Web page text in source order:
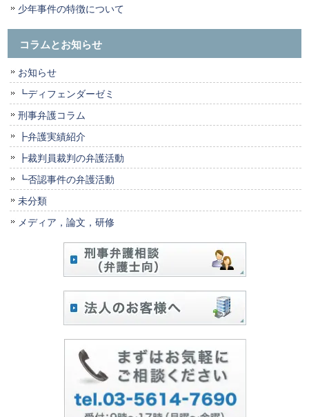
少年事件の特徴について
コラムとお知らせ
お知らせ
┗ディフェンダーゼミ
刑事弁護コラム
┣弁護実績紹介
┣裁判員裁判の弁護活動
┗否認事件の弁護活動
未分類
メディア，論文，研修